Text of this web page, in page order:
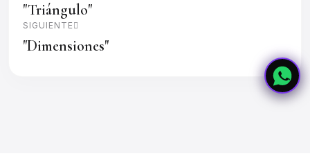
"Triángulo"
SIGUIENTE
"Dimensiones"